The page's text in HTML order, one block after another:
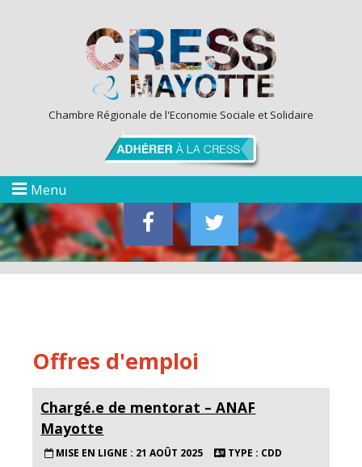
Chambre Régionale de l'Economie Sociale et Solidaire
Menu
Offres d'emploi
Chargé.e de mentorat – ANAF
Mayotte
MISE EN LIGNE : 21 AOÛT 2025
TYPE : CDD